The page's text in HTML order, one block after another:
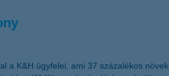
a K&H ügyfelei, ami 37 százalékos